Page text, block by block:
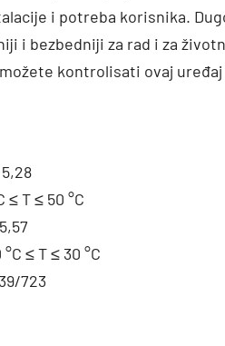
i potreba korisnika.
i bezbedniji za rad i za
kontrolisati ovaj
T ≤ 50 °C
≤ T ≤ 30 °C
723